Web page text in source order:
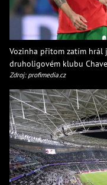
Vozinha přitom zatím hrál
druholigovém klubu
Zdroj: profimedia.cz